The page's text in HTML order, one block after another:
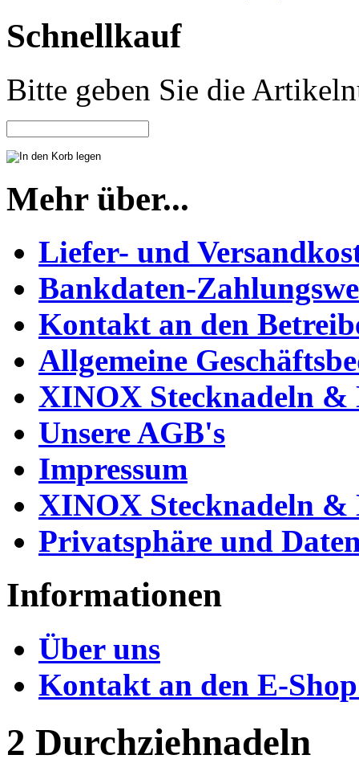
Schnellkauf
Bitte geben Sie die
Mehr über...
Liefer- und
Bankdaten-
Kontakt an den
Allgemeine
XINOX Stecknadeln
Unsere AGB's
Impressum
XINOX Stecknadeln
Privatsphäre und
Informationen
Über uns
Kontakt an den E-
2 Durchziehnadeln